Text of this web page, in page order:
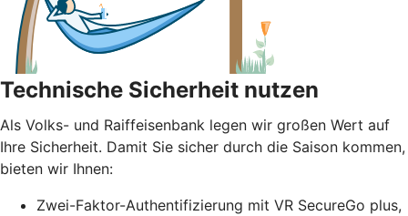
Technische Sicherheit nutzen
Als Volks- und Raiffeisenbank legen wir großen Wert auf
Ihre Sicherheit. Damit Sie sicher durch die Saison kommen,
bieten wir Ihnen:
Zwei-Faktor-Authentifizierung mit VR SecureGo plus,